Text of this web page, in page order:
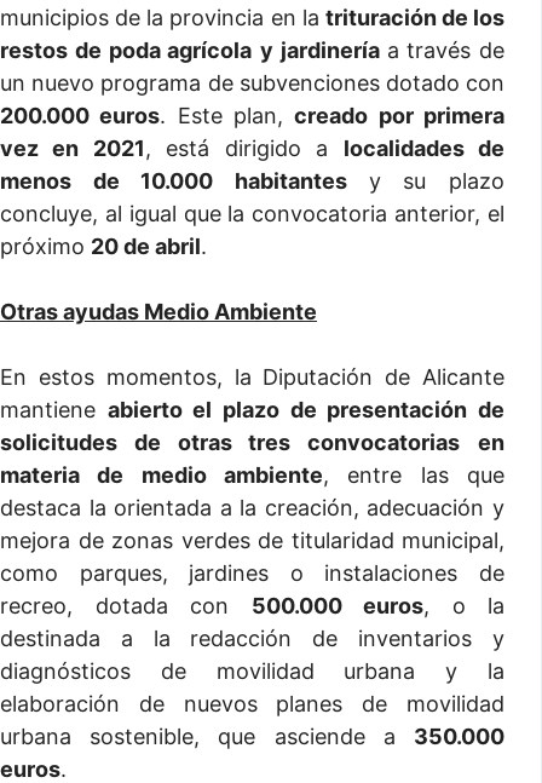
municipios de la provincia en la trituración de los
restos de poda agrícola y jardinería a través de
un nuevo programa de subvenciones dotado con
200.000 euros. Este plan,creado por primera
vez en 2021, está dirigido a localidades de
menos de 10.000 habitantes y su plazo
concluye, al igual que la convocatoria anterior, el
próximo 20 de abril.
Otras ayudas Medio Ambiente
En estos momentos, la Diputación de Alicante
mantiene abierto el plazo de presentación de
solicitudes de otras tres convocatorias
en
materia de medio ambiente, entre las que
destaca la orientada a la creación, adecuación y
mejora de zonas verdes de titularidad municipal,
como parques, jardines o instalaciones de
recreo, dotada con 500.000 euros, o la
destinada a la redacción de inventarios y
diagnósticos de movilidad urbana y la
elaboración de nuevos planes de movilidad
urbana sostenible, que asciende a 350.000
euros.